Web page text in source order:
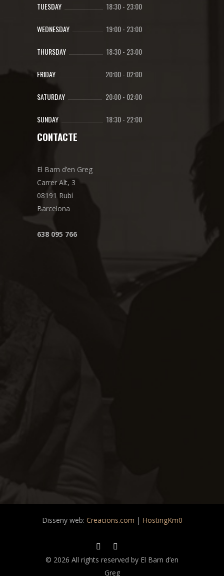
TUESDAY 18:30- 23:00
WEDNESDAY 19:00- 23:00
THURSDAY 18:30- 23:00
FRIDAY 20:00- 02:00
SATURDAY 20:00- 02:00
SUNDAY 18:30- 22:00
CONTACTE
El Barn d’en Greg
Carrer Alt, 3
08191 Rubí
Barcelona
638 095 766
Disseny web: Creacions.com | HostingKm0
© 2026 All rights reserved by El Barn d’en
Greg